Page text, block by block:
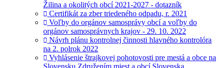
Žilina a okolitých obcí 2021-2027 - dotazník
Certifikát za zber triedeného odpadu, r. 2021
Voľby do orgánov samosprávy obcí a voľby do
orgánov samosprávnych krajov - 29. 10. 2022
Návrh plánu kontrolnej činnosti hlavného kontrolóra
na 2. polrok 2022
Vyhlásenie štrajkovej pohotovosti pre mestá a obce na
Slovensku Združením miest a obcí Slovenska